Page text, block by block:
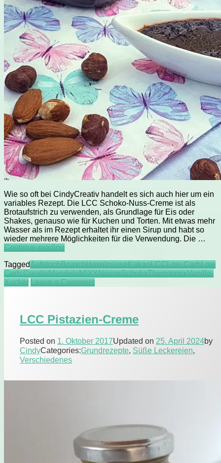
Wie so oft bei CindyCreativ handelt es sich auch hier um ein
variables Rezept. Die LCC Schoko-Nuss-Creme ist als
Brotaufstrich zu verwenden, als Grundlage für Eis oder
Shakes, genauso wie für Kuchen und Torten. Mit etwas mehr
Wasser als im Rezept erhaltet ihr einen Sirup und habt so
wieder mehrere Möglichkeiten für die Verwendung. Die …
Continue readingLCC
Nuss-
Creme
oder
TaggedAufstrichBrunchHaselnüsseKakaoLCCLow CarbLow
Carb CreativMandelnMIXXNüsseSchokoThermomixVanille-
Xucker Leave a Commenton
Creme
oder
LCC Pistazien-Creme
Posted on 1. Oktober 2017Updated on 25. April 2024by
CindyCategories:Grundrezepte, Süße Leckereien,
Verschiedenes